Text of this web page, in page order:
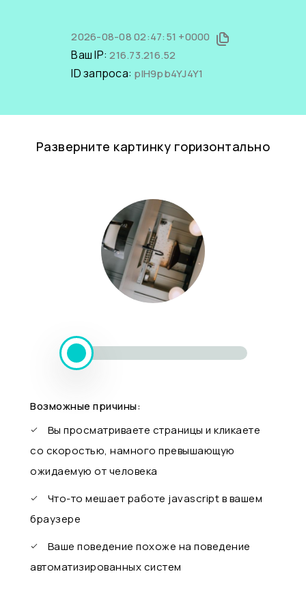
2026-08-08 02:47:51 +0000
Ваш IP:216.73.216.52
ID запроса: plH9pb4YJ4Y1
Разверните картинку горизонтально
Возможные причины:
Вы просматриваете страницы и кликаете
со скоростью, намного превышающую
ожидаемую от человека
Что-то мешает работе javascript в вашем
браузере
Ваше поведение похоже на поведение
автоматизированных систем